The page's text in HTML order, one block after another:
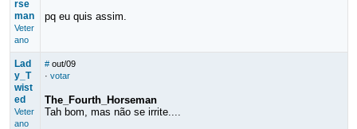
rse
man
Veter
ano
pq eu quis assim.
Lad
y_T
wist
ed
Veter
ano
# out/09
· votar
The_Fourth_Horseman
Tah bom, mas não se irrite....